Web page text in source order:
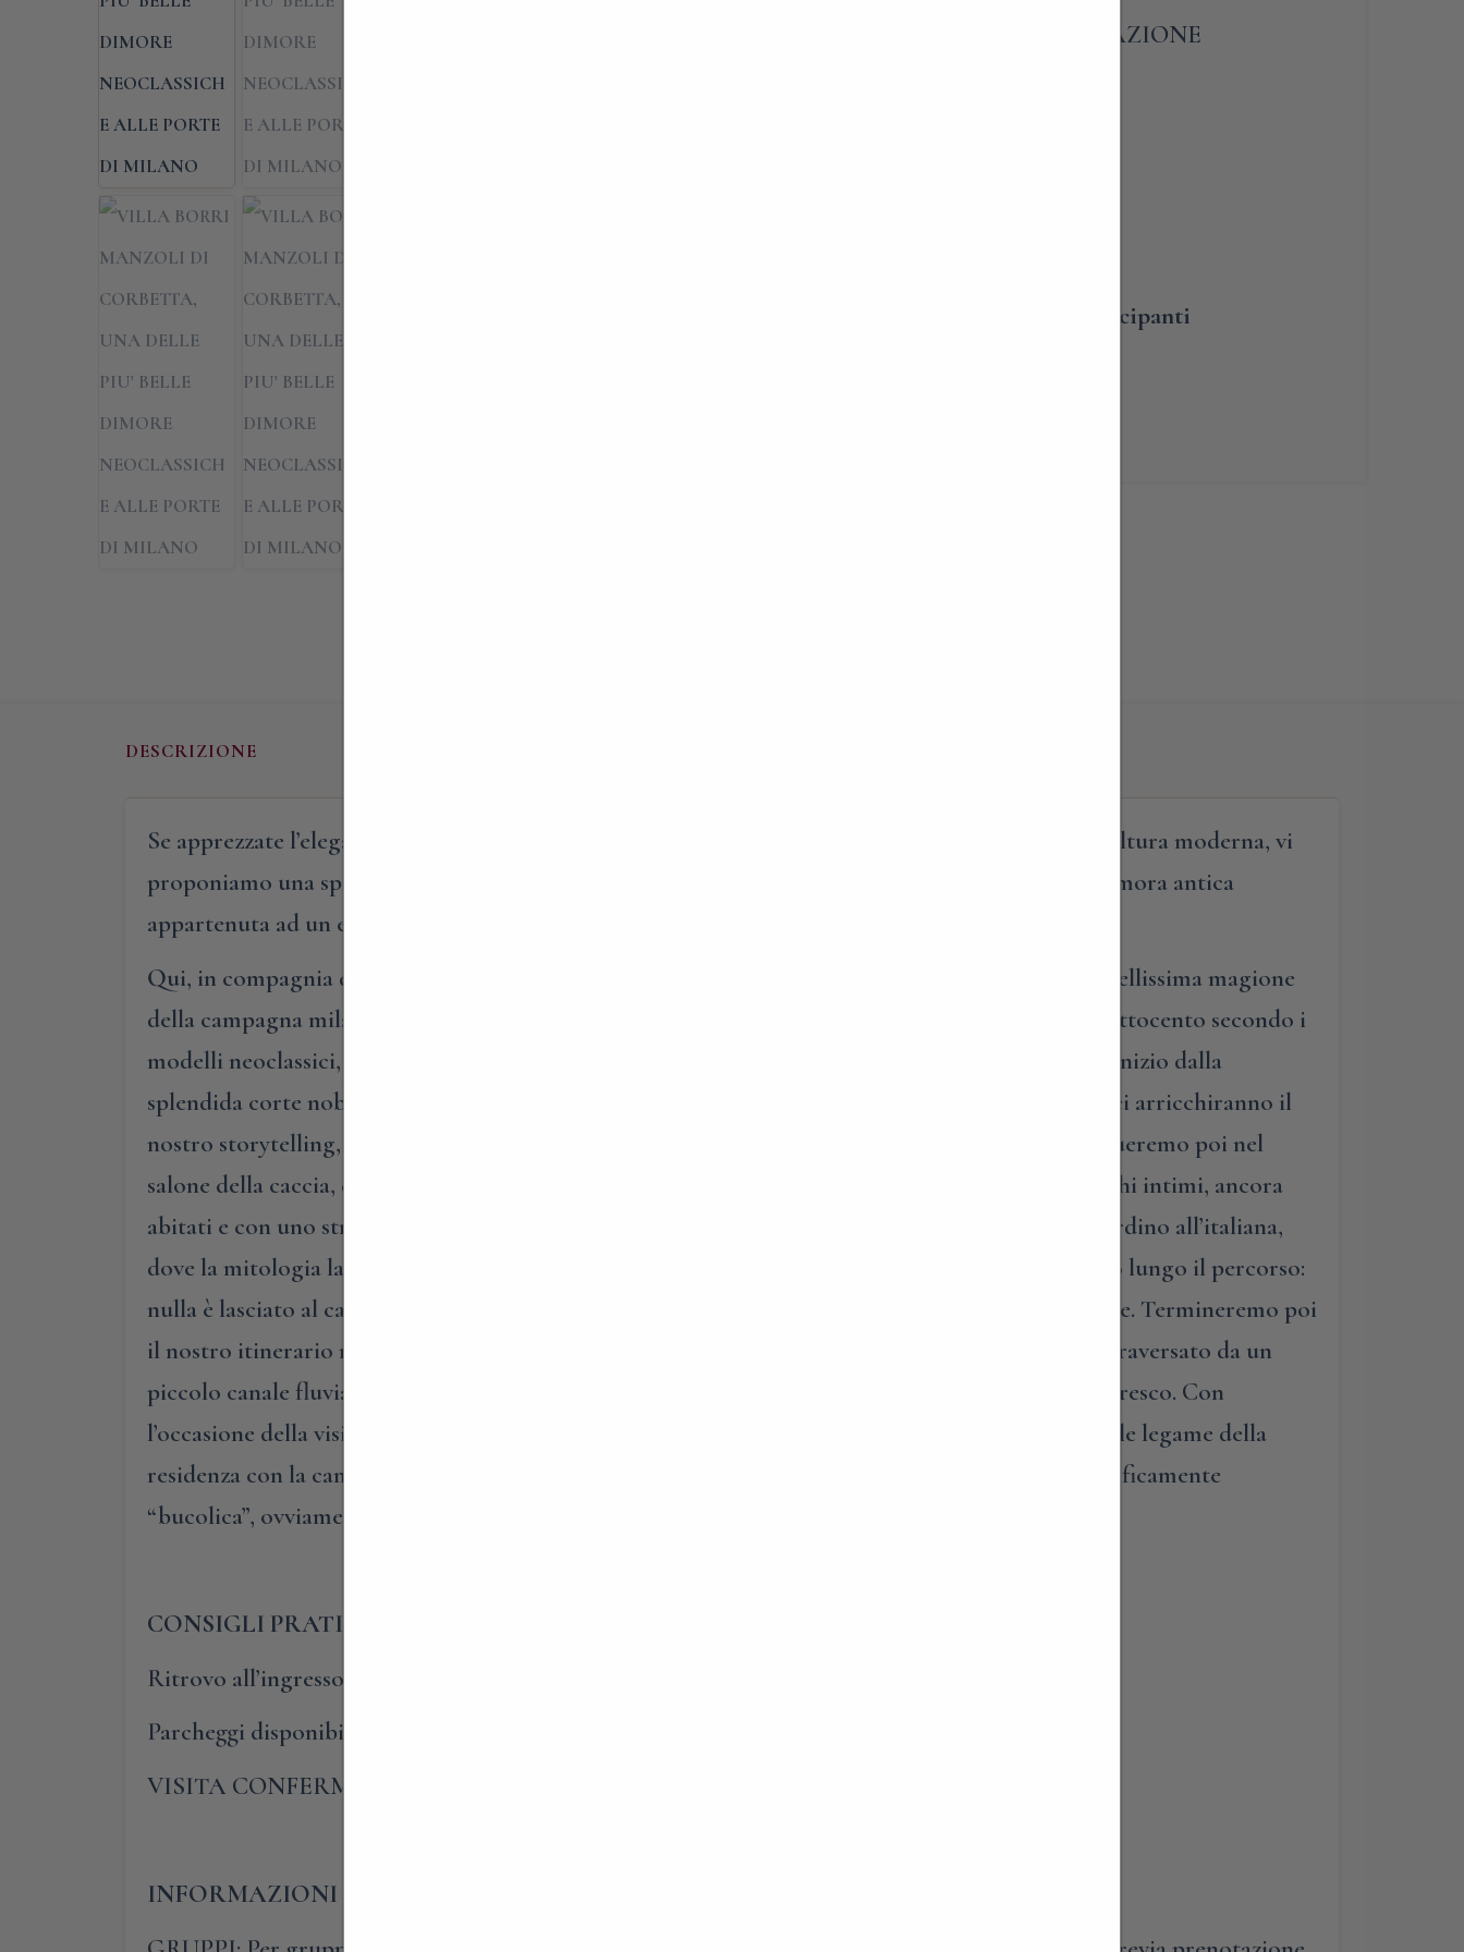
VISITA CONFERMATA – PRENOTAZIONE
Inserisci qui sotto il numero dei partecipanti
DESCRIZIONE
Se apprezzate l’eleganza del neoclassicismo italiano e i misteriosi risvolti del mito classico nella cultura moderna, vi
proponiamo una speciale visita a villa Borri Manzoli di Corbetta, alla scoperta di una maestosa dimora antica
appartenuta ad un elegante ufficiale di Napoleone.
Qui, in compagnia del padrone di casa, avrete modo di conoscere la storia e la cultura di questa bellissima magione
della campagna milanese, la cui struttura seicentesca è stata rimaneggiata proprio agli inizi dell’Ottocento secondo i
modelli neoclassici, ovvero nello stile tanto caro agli uomini vicini al Bonaparte. Il percorso avrà inizio dalla
splendida corte nobile e proseguirà nei bellissimi salotti neoclassici, dove una serie di dei e semidei arricchiranno il
nostro storytelling, per mostrarvi come la nostra cultura sia intrisa di riferimenti classici. Continueremo poi nel
salone della caccia, dove l’attività venatoria è solo dipinta, e negli ambienti privati della villa, luoghi intimi, ancora
abitati e con uno straordinario fascino d’altri tempi. Successivamente, visiteremo il bellissimo giardino all’italiana,
dove la mitologia la farà da padrone e darà un significato ad ogni pianta o fiore che incontreremo lungo il percorso:
nulla è lasciato al caso e molte curiosità affondano le loro radici nella culla della civiltà occidentale. Termineremo poi
il nostro itinerario nello spazio più romantico della tenuta, una sorta di brolo-frutteto antico, attraversato da un
piccolo canale fluviale, ben lontano dal rigorismo classico ma altrettanto affascinante, quasi pittoresco. Con
l’occasione della visita di questo spazio, vi racconteremo anche dei rustici della villa e l’indissolubile legame della
residenza con la campagna agricola…del resto, questo sodalizio è un connubio che la rende magnificamente
“bucolica”, ovviamente nel significato classico del termine
CONSIGLI PRATICI
Ritrovo all’ingresso della dimora, in Via Piazza del Popolo 18 a Corbetta (MI)
Parcheggi disponibili nella piazza e nelle vie adiacenti
VISITA CONFERMATA – PRENOTAZIONE OBBLIGATORIA
INFORMAZIONI E PRENOTAZIONI